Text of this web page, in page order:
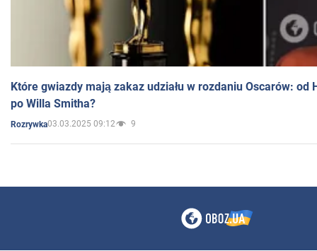
Które gwiazdy mają zakaz udziału w rozdaniu Oscarów: od
po Willa Smitha?
Rozrywka03.03.2025 09:12 9